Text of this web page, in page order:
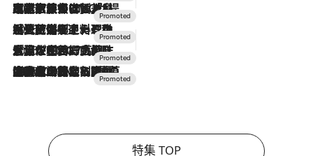
2026.7.31
【ホテル帰省】という選択肢をOMOが提案。家族とほどよい距離を保つには「昼は実家、夜は気兼ねなくホテルで！」
2026.7.24
【夏限定ディナーコース】旬を迎える稚鮎や花ズッキーニなどをイタリア・トスカーナの郷土料理の手法で満喫！
2026.7.17
「土佐和ハーブかき氷」がOMO7高知に登場！生姜、山椒、大葉など目にも舌にも涼を呼ぶ郷土の味
2026.7.10
NEW OPEN！【界 草津】名湯の地に誕生。趣の異なる2種の温泉と上州ならではの会席・蕎麦割烹など美食を味わう究極の癒やし旅
特集 TOP